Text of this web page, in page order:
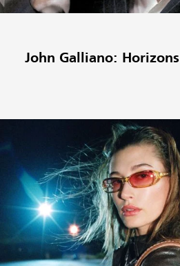
كل ما يجب معرفته عن John Galliano: Horizons